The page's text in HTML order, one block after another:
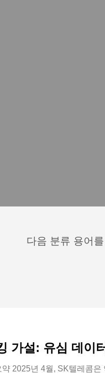
다음 분류 용어
가설: 유심 데이
약 2025년 4월, SK텔레콤은